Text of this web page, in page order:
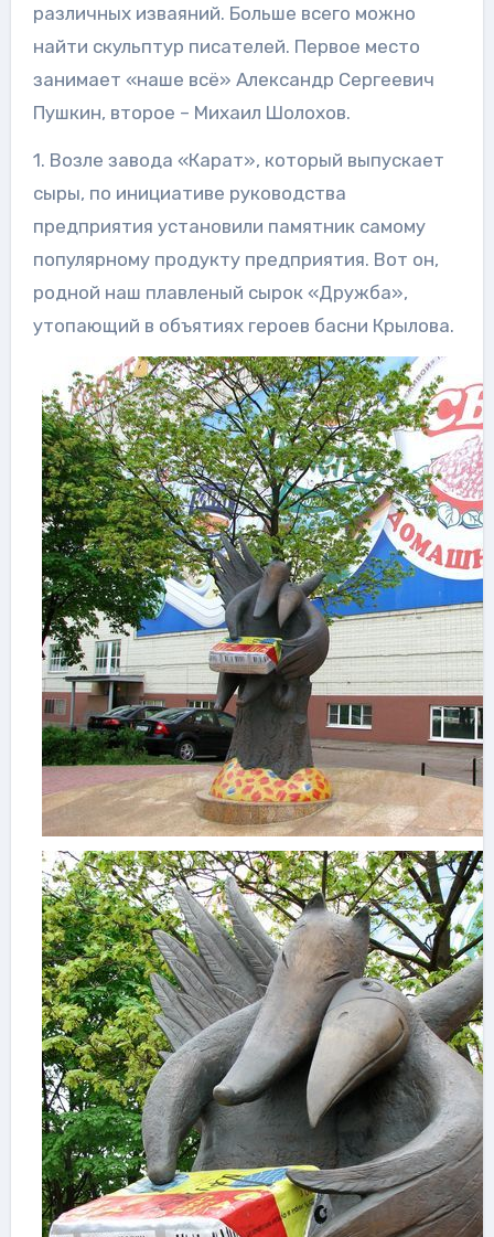
различных изваяний. Больше всего можно
найти скульптур писателей. Первое место
занимает «наше всё» Александр Сергеевич
Пушкин, второе – Михаил Шолохов.
1. Возле завода «Карат», который выпускает
сыры, по инициативе руководства
предприятия установили памятник самому
популярному продукту предприятия. Вот он,
родной наш плавленый сырок «Дружба»,
утопающий в объятиях героев басни Крылова.